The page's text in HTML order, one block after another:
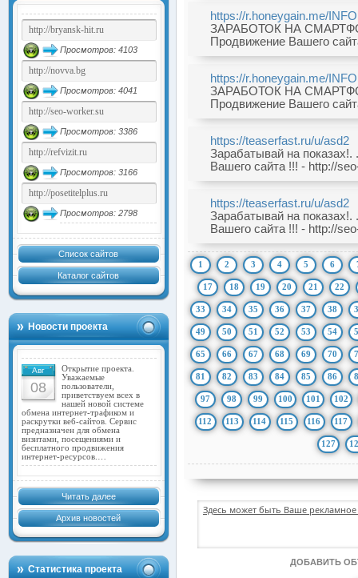
Просмотров: 4103
Просмотров: 4041
Просмотров: 3386
Просмотров: 3166
Просмотров: 2798
Список сайтов
Каталог сайтов
Новости проекта
Авг
08
Открытие проекта.
Уважаемые
пользователи,
приветствуем всех в
нашей новой системе
обмена интернет-трафиком и
раскрутки веб-сайтов. Сервис
предназначен для обмена
визитами, посещениями и
бесплатного продвижения
интернет-ресурсов.…
Читать далее
Архив новостей
Статистика проекта
https://r.honeygain.me/
ЗАРАБОТОК НА
Продвижение Вашего
https://r.honeygain.me/
ЗАРАБОТОК НА
Продвижение Вашего
https://teaserfast.ru/u/asd2
Зарабатывай на
Вашего сайта !!! - http://
https://teaserfast.ru/u/asd2
Зарабатывай на
Вашего сайта !!! - http://
1 2 3 4 5 6
17 18 19 20 21 22
33 34 35 36 37 38
49 50 51 52 53 54
65 66 67 68 69 70
81 82 83 84 85 86
97 98 99 100 101 102
112 113 114 115 116 117
127
Здесь может быть Ваше
ДОБАВИТЬ